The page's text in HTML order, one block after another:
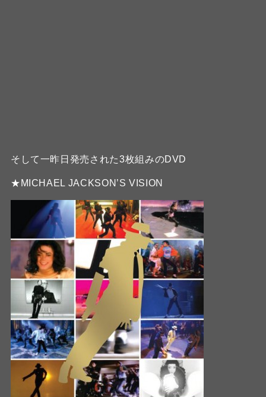
そして一昨日発売された3枚組みのDVD
★MICHAEL JACKSON’S VISION